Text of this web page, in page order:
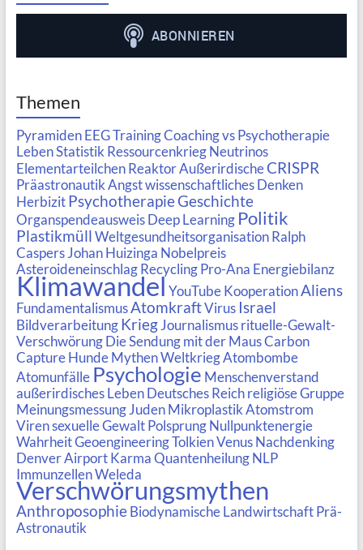
Themen
Pyramiden EEGTrainingCoaching vs Psychotherapie
LebenStatistik Ressourcenkrieg Neutrinos
Elementarteilchen ReaktorAußerirdische CRISPR
PräastronautikAngstwissenschaftliches Denken
Herbizit PsychotherapieGeschichte
Organspendeausweis Deep Learning Politik
PlastikmüllWeltgesundheitsorganisation Ralph
Caspers Johan Huizinga Nobelpreis
Asteroideneinschlag Recycling Pro-Ana Energiebilanz
KlimawandelYouTube KooperationAliens
FundamentalismusAtomkraftVirus Israel
Bildverarbeitung Krieg Journalismus rituelle-Gewalt-
Verschwörung Die Sendung mit der MausCarbon
Capture Hunde MythenWeltkriegAtombombe
Atomunfälle Psychologie Menschenverstand
außerirdisches Leben Deutsches Reich religiöse Gruppe
Meinungsmessung Juden MikroplastikAtomstrom
Virensexuelle Gewalt Polsprung Nullpunktenergie
WahrheitGeoengineeringTolkienVenus Nachdenking
Denver Airport KarmaQuantenheilung NLP
ImmunzellenWeleda
Verschwörungsmythen
Anthroposophie Biodynamische Landwirtschaft Prä-
Astronautik